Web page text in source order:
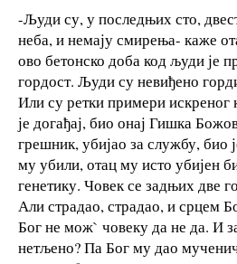
-Људи су, у последњих сто,
неба, и немају смирења- каже
ово бетонско доба код људи је
гордост. Људи су невиђено
Или су ретки примери искреног
је догађај, био онај Гишка
грешник, убијао за службу, био
му убили, отац му исто убијен
генетику. Човек се задњих две
Али страдао, страдао, и срцем
Бог не мож` човеку да не да. И
нетљено? Па Бог му дао